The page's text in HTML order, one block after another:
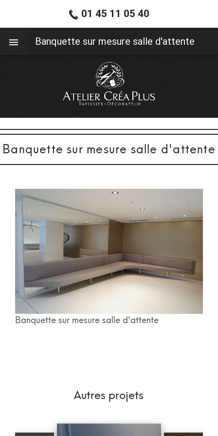
Banquette sur mesure salle d'attente
Banquette sur mesure salle d'attente
Autres projets
01 45 11 05 40
Banquette sur mesure salle d'attente